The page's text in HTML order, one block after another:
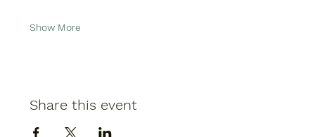
Show More
Share this event